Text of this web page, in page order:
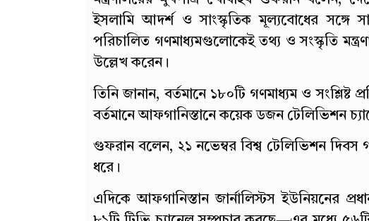
ইসলামি আদর্শ ও সাংস্কৃতিক মূল্যবোধের সঙ্গে
পরিচালিত গণমাধ্যমগুলোকেই তথ্য ও সংস্কৃতি
উল্লেখ করেন।
তিনি জানান, বর্তমানে ১৮০টি গণমাধ্যম ও সংশ্লিষ্ট
বর্তমানে আফগানিস্তানে কয়েক ডজন টেলিভিশন
গুফরান বলেন, ২১ নভেম্বর বিশ্ব টেলিভিশন দিবস
ধরে।
এদিকে আফগানিস্তান জার্নালিস্টস ইউনিয়নের